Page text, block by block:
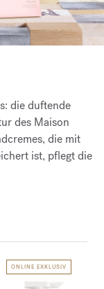
die duftende
des Maison
die mit
ist, pflegt die
ONLINE EXKLUSIV